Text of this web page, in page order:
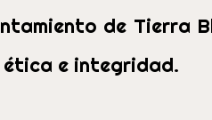
de Tierra
ética e integridad.